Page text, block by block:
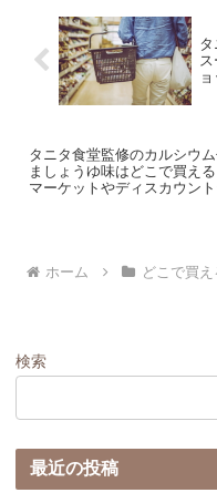
タニタ食堂監修のカルシウ
ましょうゆ味はどこで買え
マーケットやディスカウン
ホーム どこで買
検索
最近の投稿